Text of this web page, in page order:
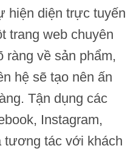
hiện diện trực tuyến
trang web chuyên
ràng về sản phẩm,
hệ sẽ tạo nên ấn
Tận dụng các
Instagram,
tương tác với khách